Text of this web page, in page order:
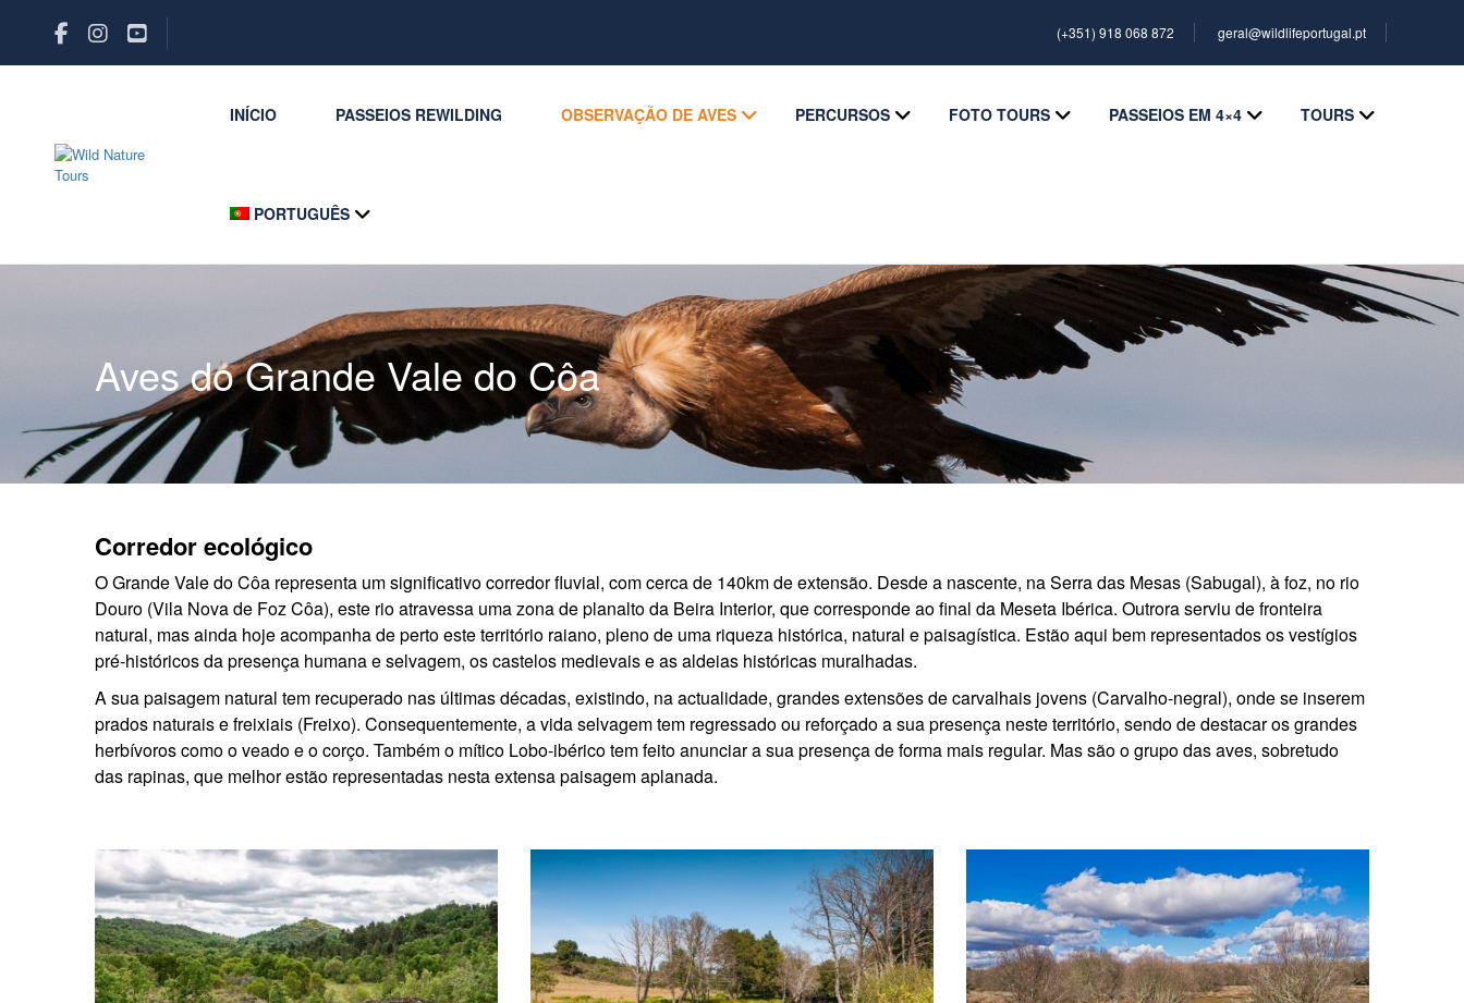
(+351) 918 068 872 geral@wildlifeportugal.pt
INÍCIO PASSEIOS REWILDING OBSERVAÇÃO DE AVES PERCURSOS FOTO TOURS PASSEIOS EM 4×4 TOURS
PORTUGUÊS
Aves do Grande Vale do Côa
Corredor ecológico
O Grande Vale do Côa representa um significativo corredor fluvial, com cerca de 140km de extensão. Desde a nascente, na Serra das Mesas (Sabugal), à foz, no rio
Douro (Vila Nova de Foz Côa), este rio atravessa uma zona de planalto da Beira Interior, que corresponde ao final da Meseta Ibérica. Outrora serviu de fronteira
natural, mas ainda hoje acompanha de perto este território raiano, pleno de uma riqueza histórica, natural e paisagística. Estão aqui bem representados os vestígios
pré-históricos da presença humana e selvagem, os castelos medievais e as aldeias históricas muralhadas.
A sua paisagem natural tem recuperado nas últimas décadas, existindo, na actualidade, grandes extensões de carvalhais jovens (Carvalho-negral), onde se inserem
prados naturais e freixiais (Freixo). Consequentemente, a vida selvagem tem regressado ou reforçado a sua presença neste território, sendo de destacar os grandes
herbívoros como o veado e o corço. Também o mítico Lobo-ibérico tem feito anunciar a sua presença de forma mais regular. Mas são o grupo das aves, sobretudo
das rapinas, que melhor estão representadas nesta extensa paisagem aplanada.